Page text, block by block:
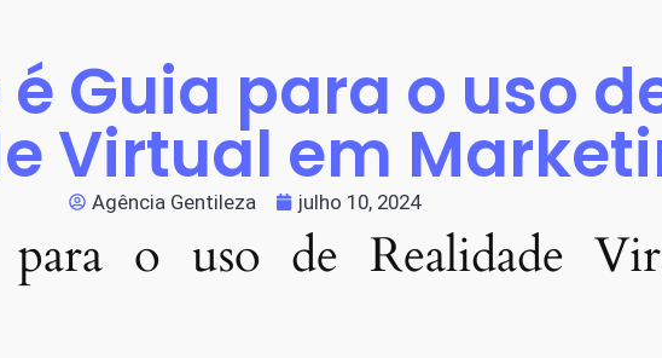
é Guia para o uso
Virtual em
Agência Gentileza julho 10, 2024
o uso de Realidade